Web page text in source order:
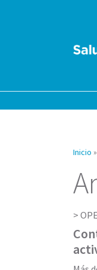
Inicio »